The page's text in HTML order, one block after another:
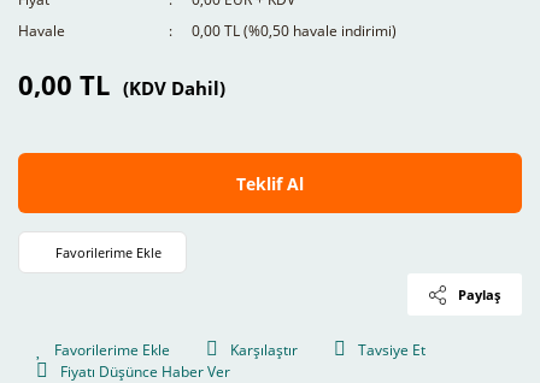
Havale
0,00 TL (%0,50 havale indirimi)
0,00 TL (KDV Dahil)
Teklif Al
Paylaş
Karşılaştır
Tavsiye Et
Fiyatı Düşünce Haber Ver